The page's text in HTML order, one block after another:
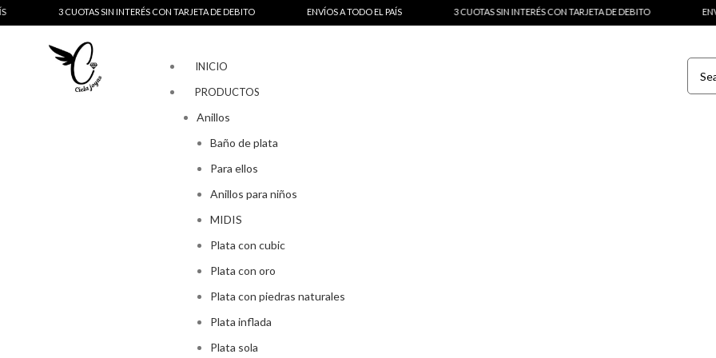
3 CUOTAS SIN INTERÉS CON TARJETA DE DEBITO ENVÍOS A TODO EL PAÍS 3 CUOTAS SIN INTERÉS CON TARJETA DE DEBITO ENVÍOS A
INICIO
PRODUCTOS
Anillos
Baño de plata
Para ellos
Anillos para niños
MIDIS
Plata con cubic
Plata con oro
Plata con piedras naturales
Plata inflada
Plata sola